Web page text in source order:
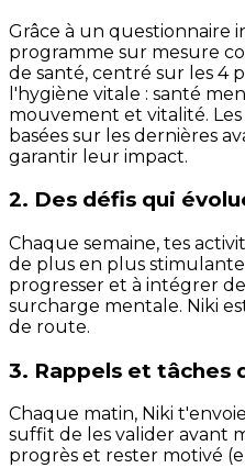
Grâce à un questionnaire
programme sur mesure
de santé, centré sur les 4
l'hygiène vitale : santé
mouvement et vitalité.
basées sur les dernières
garantir leur impact.
2. Des défis qui
Chaque semaine, tes
de plus en plus
progresser et à intégrer
surcharge mentale. Niki
de route.
3. Rappels et tâches
Chaque matin, Niki
suffit de les valider avant
progrès et rester motivé